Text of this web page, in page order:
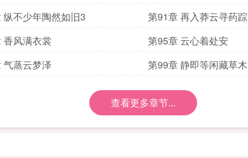
纵不少年陶然如旧3 第91章 再入莽云寻药踪
香风满衣裳 第95章 云心着处安
气蒸云梦泽 第99章 静即等闲藏草木
查看更多章节...